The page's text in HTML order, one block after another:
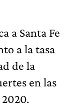
a Santa Fe
a la tasa
de la
en las